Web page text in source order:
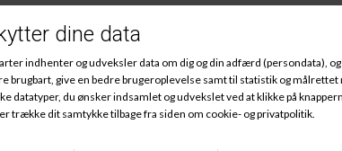
hvilket giver dig
behov. Den
med forskellige
look.